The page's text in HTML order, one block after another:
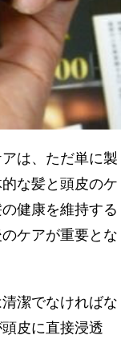
は、ただ単に製
な髪と頭皮のケ
健康を維持する
ケアが重要とな
潔でなければな
皮に直接浸透